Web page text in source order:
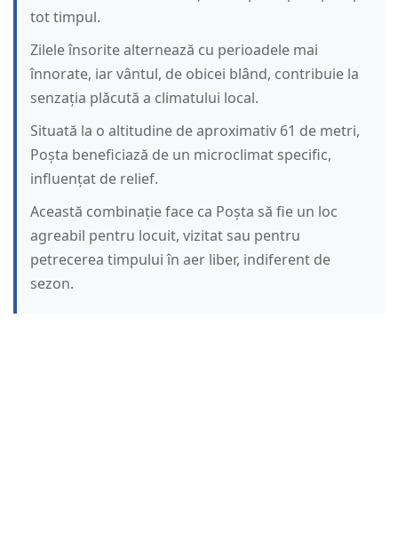
tot timpul.
Zilele însorite alternează cu perioadele mai
înnorate, iar vântul, de obicei blând, contribuie la
senzația plăcută a climatului local.
Situată la o altitudine de aproximativ 61 de metri,
Poșta beneficiază de un microclimat specific,
influențat de relief.
Această combinație face ca Poșta să fie un loc
agreabil pentru locuit, vizitat sau pentru
petrecerea timpului în aer liber, indiferent de
sezon.